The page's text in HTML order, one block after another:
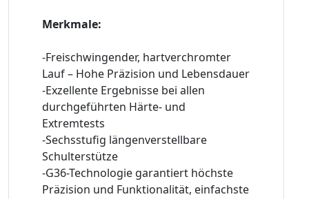
Merkmale:
-Freischwingender, hartverchromter
Lauf – Hohe Präzision und Lebensdauer
-Exzellente Ergebnisse bei allen
durchgeführten Härte- und
Extremtests
-Sechsstufig längenverstellbare
Schulterstütze
-G36-Technologie garantiert höchste
Präzision und Funktionalität, einfachste